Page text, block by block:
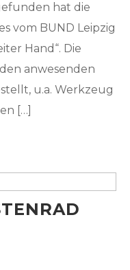
hat die
vom BUND Leipzig
Hand“. Die
anwesenden
u.a. Werkzeug
[…]